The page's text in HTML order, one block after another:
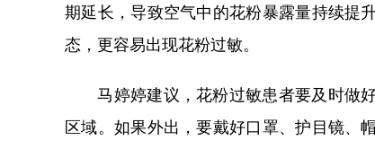
期延长，导致空气中的花粉暴露量持续提
态，更容易出现花粉过敏。
马婷婷建议，花粉过敏患者要及时做好
区域。如果外出，要戴好口罩、护目镜、